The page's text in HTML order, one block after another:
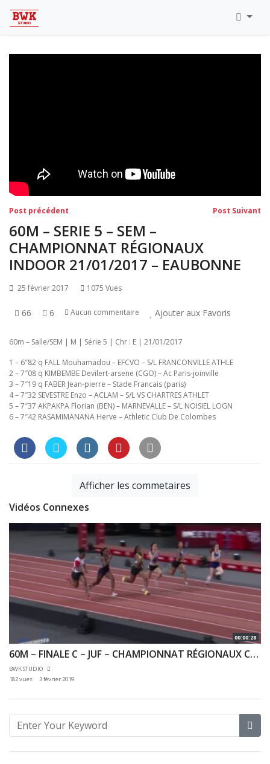
Eaubonne 2019
Navigation
de
l’article
Post précédent Post Suivant
60M – SERIE 5 – SEM –
CHAMPIONNAT RÉGIONAUX
INDOOR 21/01/2017 – EAUBONNE
25 février 2017 1075 Vues
66 6 Aucun commentaire Ajouter aux Favoris
60m – Salle/SEM | M | Série 5 | Chr : E | 21/01/2017
1 – 6″82 q FALL Mouhamadou – EFCVO – S/L FRANCONVILLE ATHLE
2 – 7″08 q KIMBEMBE Devilert-arsene (CGO) – Ac Paris-joinville
3 – 7″19 q FABER Jean-pierre – Stade Francais (paris)
4 – 7″32 SEVESTRE Enzo – ACLAM – S/L VS CHARTRES ATHLET
5 – 7″37 AKPAKPA Florian (BEN) – MARNEVALLE – S/L NOISIEL LOGN
6 – 7″42 RASAMIMANANA Herve – Athletic Club De Colombes
Afficher les commetaires
Vidéos Connexes
00:00:28
60M – FINALE C – JUF – CHAMPIONNAT RÉGIONAUX CA & JU 27/01/2019 – BERCY
BWK STUDIO
182 vues
3 février 2019